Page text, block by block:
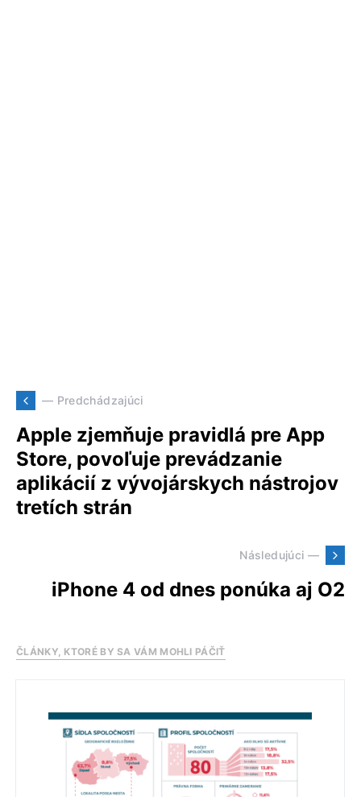
— Predchádzajúci
Apple zjemňuje pravidlá pre App
Store, povoľuje prevádzanie
aplikácií z vývojárskych nástrojov
tretích strán
Následujúci —
iPhone 4 od dnes ponúka aj O2
ČLÁNKY, KTORÉ BY SA VÁM MOHLI PÁČIŤ